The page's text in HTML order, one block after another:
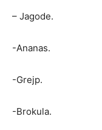
– Jagode.
-Ananas.
-Grejp.
-Brokula.